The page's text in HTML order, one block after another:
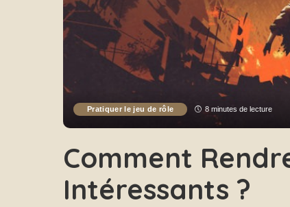
Pratiquer le jeu de rôle 8 minutes de lecture
Comment
Intéressants ?